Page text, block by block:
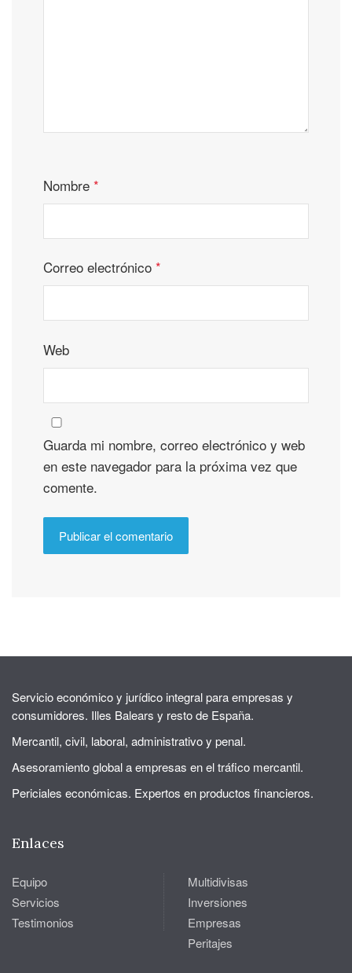
Nombre *
Correo electrónico *
Web
Guarda mi nombre, correo electrónico y web
en este navegador para la próxima vez que
comente.
Servicio económico y jurídico integral para empresas y
consumidores. Illes Balears y resto de España.
Mercantil, civil, laboral, administrativo y penal.
Asesoramiento global a empresas en el tráfico mercantil.
Periciales económicas. Expertos en productos financieros.
Enlaces
Equipo
Servicios
Testimonios
Multidivisas
Inversiones
Empresas
Peritajes